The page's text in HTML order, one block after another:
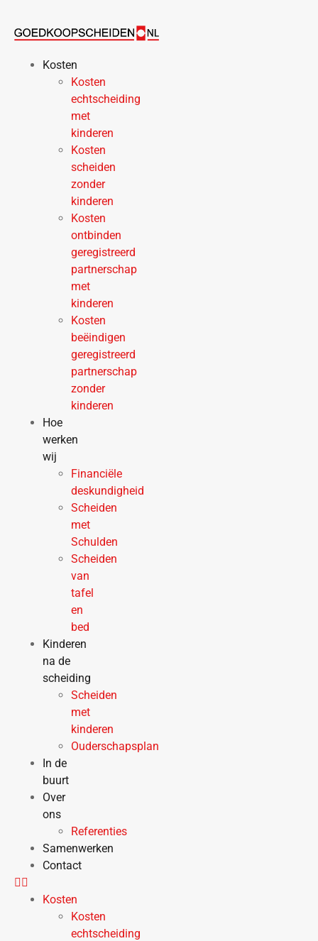
naar
Kosten
Kosten
echtscheiding
met
kinderen
Kosten
scheiden
zonder
kinderen
Kosten
ontbinden
geregistreerd
partnerschap
met
kinderen
Kosten
beëindigen
geregistreerd
partnerschap
zonder
kinderen
Hoe
werken
wij
Financiële
deskundigheid
Scheiden
met
Schulden
Scheiden
van
tafel
en
bed
Kinderen
na de
scheiding
Scheiden
met
kinderen
Ouderschapsplan
In de
buurt
Over
ons
Referenties
Samenwerken
Contact
Kosten
Kosten
echtscheiding